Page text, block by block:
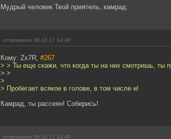
Мудрый человек Твой приятель, камрад.
отправлено 06.10.17 14:49
Кому: Zx7R, #267
> > Ты еще скажи, что когда ты на них смотришь, ты
> >
>
> Пробегает всякое в голове, в том числе и!
Камрад, ты рассеян! Соберись!
отправлено 06.10.17 14:49